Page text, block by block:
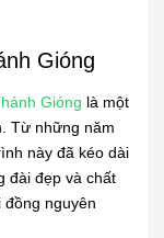
Gióng
Gióng là một
Từ những năm
này đã kéo dài
đài đẹp và chất
nguyên